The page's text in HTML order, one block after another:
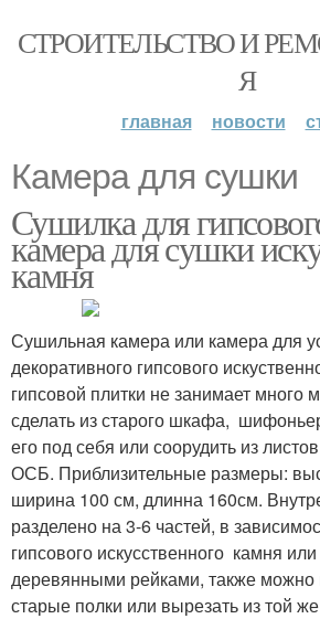
СТРОИТЕЛЬСТВО И
Я
главная новости
Камера для сушки
Сушилка для
камера для сушки
камня
Сушильная камера или камера для
декоративного гипсового
гипсовой плитки не занимает много
сделать из старого шкафа,
его под себя или соорудить из
ОСБ. Приблизительные размеры:
ширина 100 см, длинна 160см.
разделено на 3-6 частей, в
гипсового искусственного камня
деревянными рейками, также можно
старые полки или вырезать из той